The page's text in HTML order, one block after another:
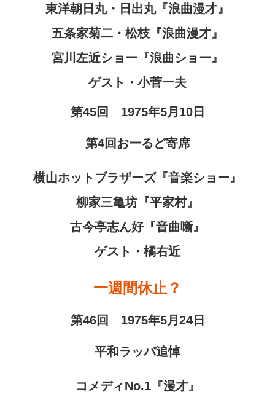
東洋朝日丸・日出丸『浪曲漫才』
五条家菊二・松枝『浪曲漫才』
宮川左近ショー『浪曲ショー』
ゲスト・小菅一夫
第45回 1975年5月10日
第4回おーるど寄席
横山ホットブラザーズ『音楽ショー』
柳家三亀坊『平家村』
古今亭志ん好『音曲噺』
ゲスト・橘右近
一週間休止？
第46回 1975年5月24日
平和ラッパ追悼
コメディNo.1『漫才』